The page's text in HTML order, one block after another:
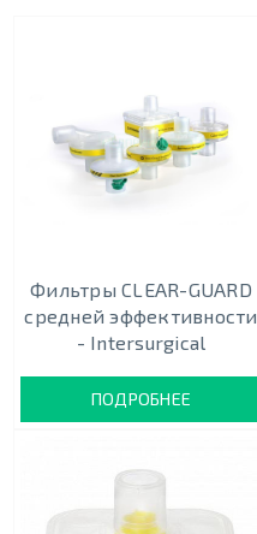
Фильтры CLEAR-GUARD
средней эффективности
- Intersurgical
ПОДРОБНЕЕ